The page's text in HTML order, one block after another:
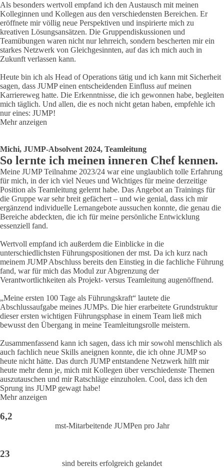
Als besonders wertvoll empfand ich den Austausch mit meinen
Kolleginnen und Kollegen aus den verschiedensten Bereichen. Er
eröffnete mir völlig neue Perspektiven und inspirierte mich zu
kreativen Lösungsansätzen. Die Gruppendiskussionen und
Teamübungen waren nicht nur lehrreich, sondern bescherten mir ein
starkes Netzwerk von Gleichgesinnten, auf das ich mich auch in
Zukunft verlassen kann.
Heute bin ich als Head of Operations tätig und ich kann mit Sicherheit
sagen, dass JUMP einen entscheidenden Einfluss auf meinen
Karriereweg hatte. Die Erkenntnisse, die ich gewonnen habe, begleiten
mich täglich. Und allen, die es noch nicht getan haben, empfehle ich
nur eines: JUMP!
Mehr anzeigen
Michi, JUMP-Absolvent 2024, Teamleitung
So lernte ich meinen inneren Chef kennen.
Meine JUMP Teilnahme 2023/24 war eine unglaublich tolle Erfahrung
für mich, in der ich viel Neues und Wichtiges für meine derzeitige
Position als Teamleitung gelernt habe. Das Angebot an Trainings für
die Gruppe war sehr breit gefächert – und wie genial, dass ich mir
ergänzend individuelle Lernangebote aussuchen konnte, die genau die
Bereiche abdeckten, die ich für meine persönliche Entwicklung
essenziell fand.
Wertvoll empfand ich außerdem die Einblicke in die
unterschiedlichsten Führungspositionen der mst. Da ich kurz nach
meinem JUMP Abschluss bereits den Einstieg in die fachliche Führung
fand, war für mich das Modul zur Abgrenzung der
Verantwortlichkeiten als Projekt- versus Teamleitung augenöffnend.
„Meine ersten 100 Tage als Führungskraft“ lautete die
Abschlussaufgabe meines JUMPs. Die hier erarbeitete Grundstruktur
dieser ersten wichtigen Führungsphase in einem Team ließ mich
bewusst den Übergang in meine Teamleitungsrolle meistern.
Zusammenfassend kann ich sagen, dass ich mir sowohl menschlich als
auch fachlich neue Skills aneignen konnte, die ich ohne JUMP so
heute nicht hätte. Das durch JUMP entstandene Netzwerk hilft mir
heute mehr denn je, mich mit Kollegen über verschiedenste Themen
auszutauschen und mir Ratschläge einzuholen. Cool, dass ich den
Sprung ins JUMP gewagt habe!
Mehr anzeigen
6,2
mst-Mitarbeitende JUMPen pro Jahr
23
sind bereits erfolgreich gelandet